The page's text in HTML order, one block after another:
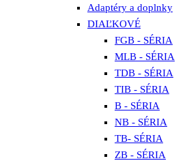
Adaptéry a doplnky
DIAĽKOVÉ
FGB - SÉRIA
MLB - SÉRIA
TDB - SÉRIA
TIB - SÉRIA
B - SÉRIA
NB - SÉRIA
TB- SÉRIA
ZB - SÉRIA